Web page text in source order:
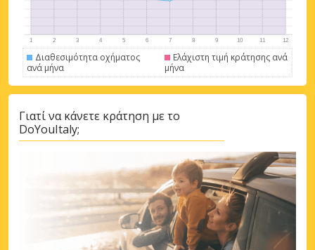
Διαθεσιμότητα οχήματος
ανά μήνα
Ελάχιστη τιμή κράτησης ανά
μήνα
Γιατί να κάνετε κράτηση με το
DoYouItaly;
Σύνδεση με eLink